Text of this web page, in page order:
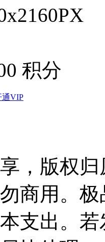
积分
通VIP
，版权
商用。
支出。